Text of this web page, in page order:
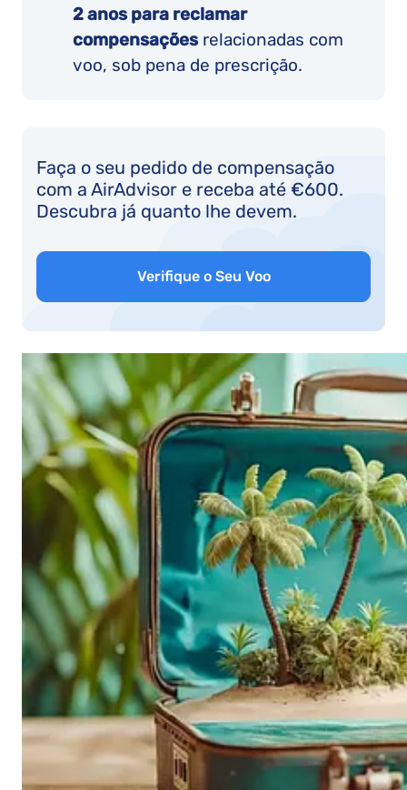
2 anos para reclamar
compensaçõesrelacionadas com
voo, sob pena de prescrição.
Faça o seu pedido de compensação
com a AirAdvisor e receba até €600.
Descubra já quanto lhe devem.
Verifique o Seu Voo